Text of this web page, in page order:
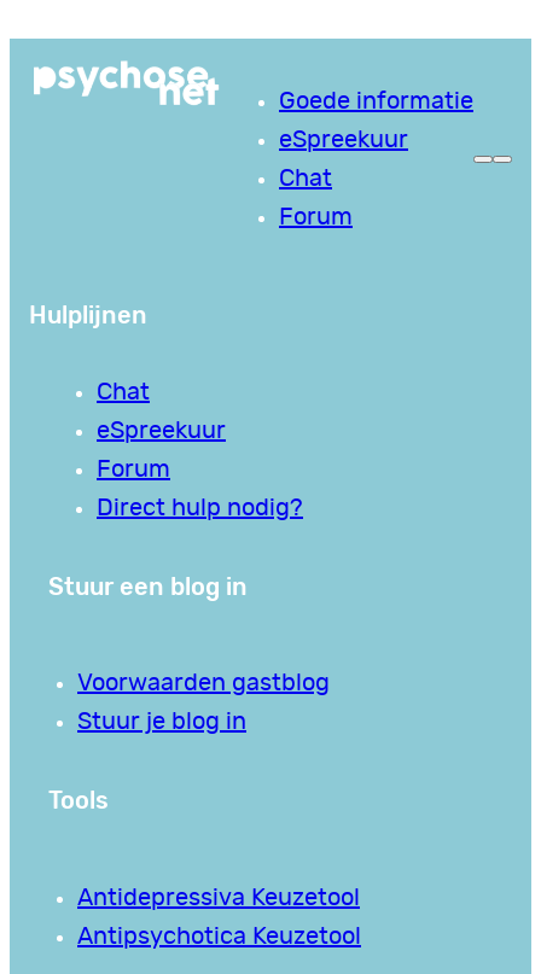
naar
Goede informatie
eSpreekuur
Chat
Forum
Hulplijnen
Chat
eSpreekuur
Forum
Direct hulp nodig?
Stuur een blog in
Voorwaarden gastblog
Stuur je blog in
Tools
Antidepressiva Keuzetool
Antipsychotica Keuzetool